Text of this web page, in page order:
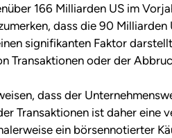
166 Milliarden US im
dass die 90
signifikanten Faktor
Transaktionen oder der
dass der
Transaktionen ist daher eine
ein börsennotierter